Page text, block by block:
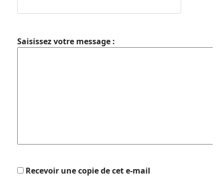
Saisissez votre message :
Recevoir une copie de cet e-mail